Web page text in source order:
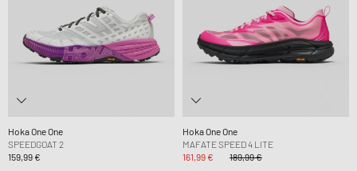
Hoka One One
SPEEDGOAT 2
159,99 €
Hoka One One
MAFATE SPEED 4 LITE
161,99 €
189,99 €